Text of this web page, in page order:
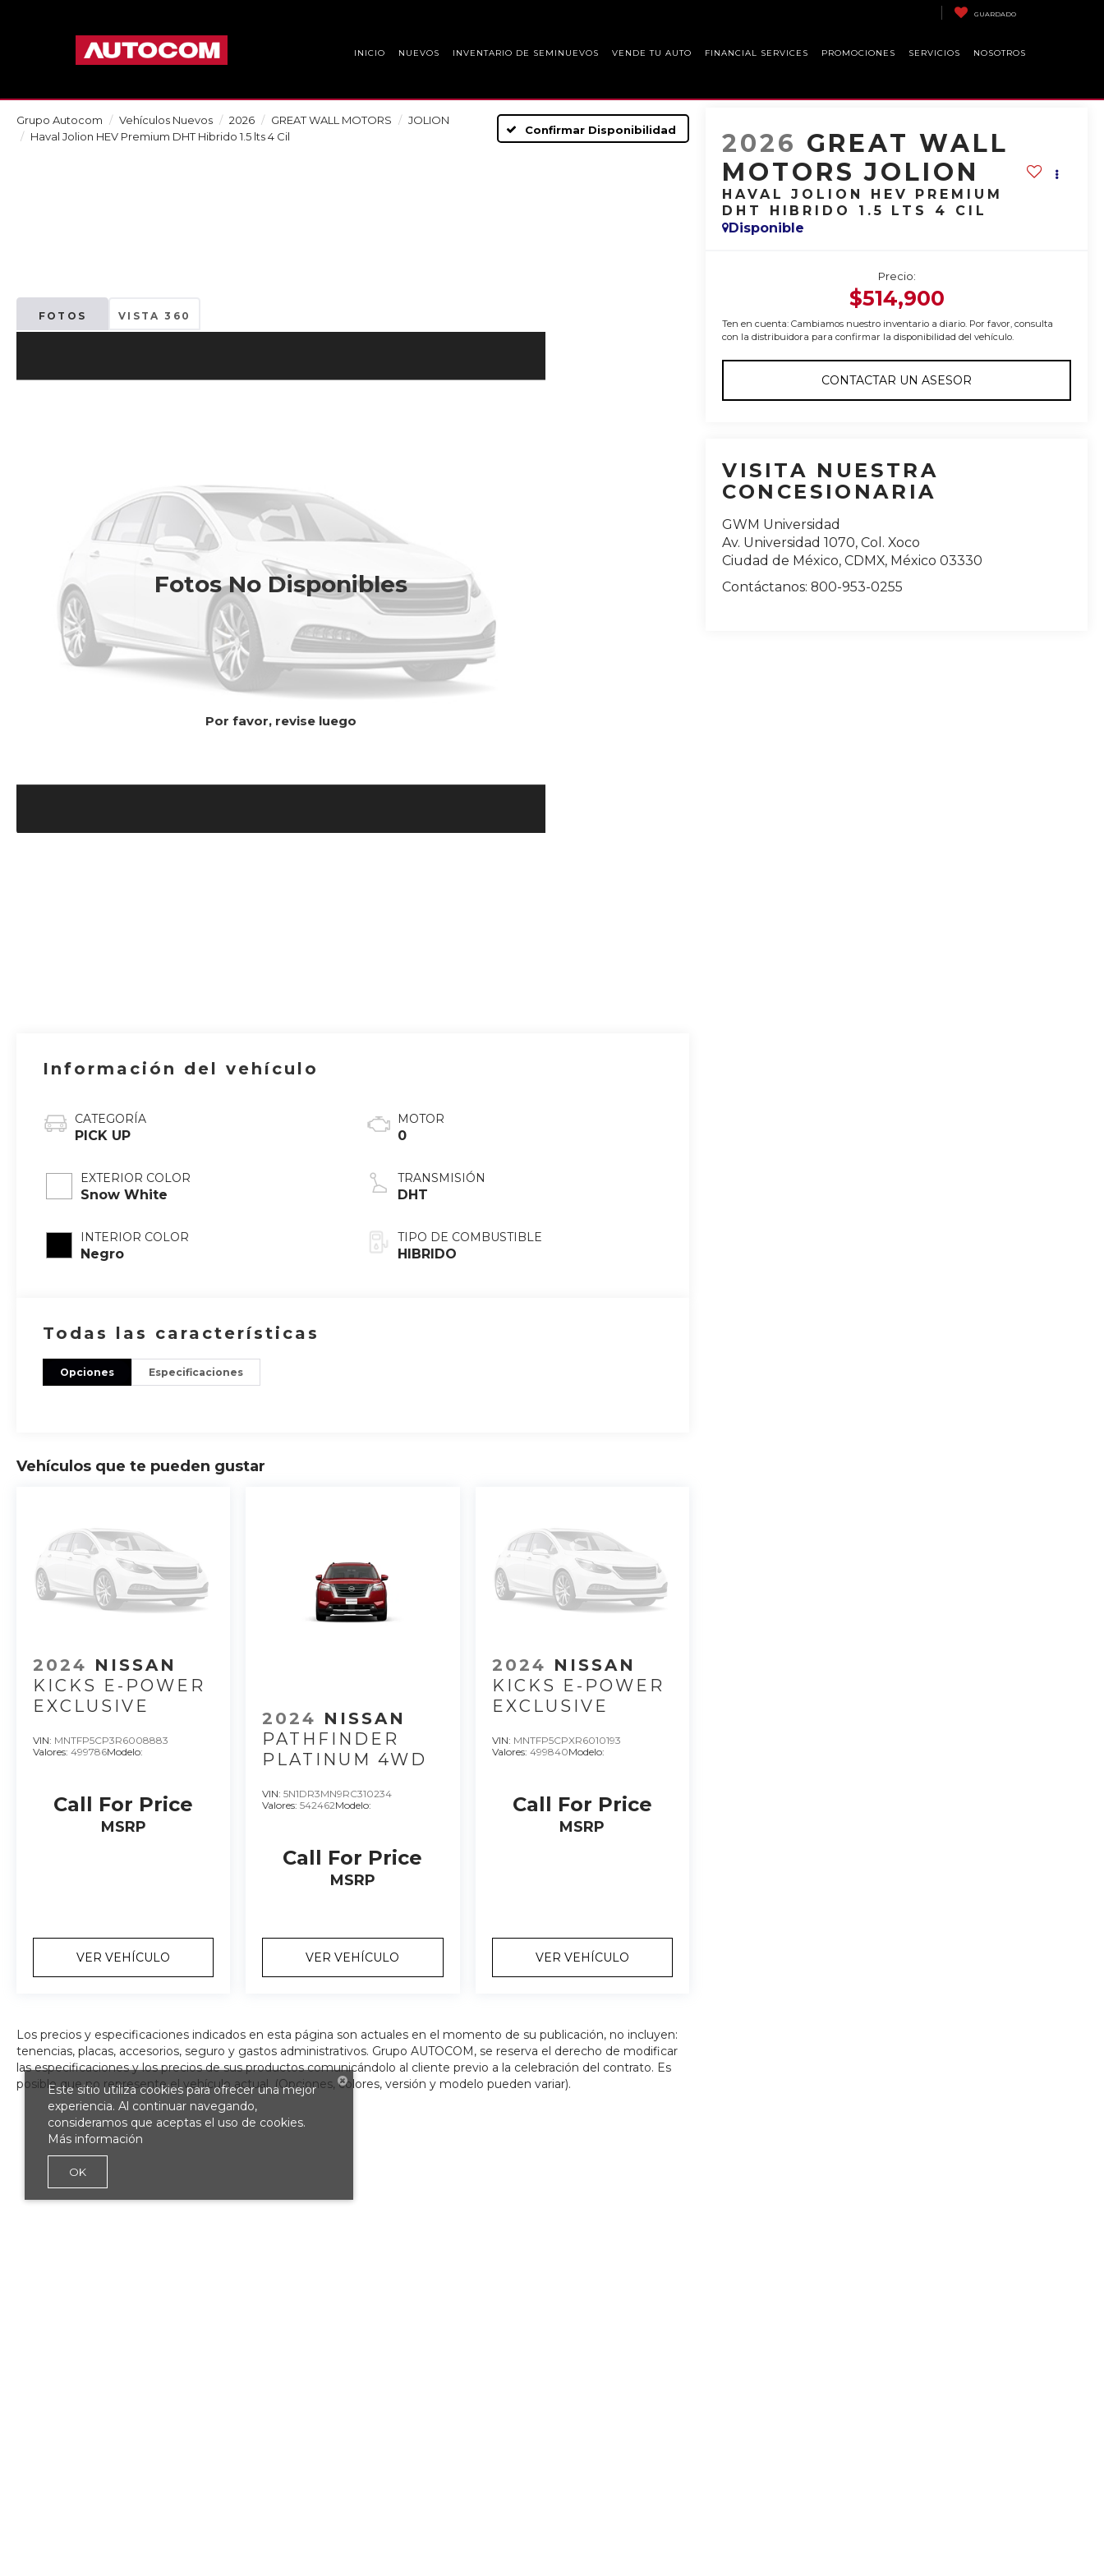
GUARDADO
INICIO NUEVOS INVENTARIO DE SEMINUEVOS VENDE TU AUTO FINANCIAL SERVICES PROMOCIONES SERVICIOS NOSOTROS
Grupo Autocom Vehículos Nuevos 2026 GREAT WALL MOTORS
JOLION
Haval Jolion HEV Premium DHT Hibrido 1.5 lts 4 Cil
Confirmar Disponibilidad
FOTOS VISTA 360
Fotos No Disponibles
Por favor, revise luego
2026 GREAT WALL
MOTORS JOLION
HAVAL JOLION HEV PREMIUM
DHT HIBRIDO 1.5 LTS 4 CIL
Disponible
Precio:
$514,900
Ten en cuenta: Cambiamos nuestro inventario a diario. Por favor, consulta
con la distribuidora para confirmar la disponibilidad del vehículo.
CONTACTAR UN ASESOR
VISITA NUESTRA
CONCESIONARIA
GWM Universidad
Av. Universidad 1070, Col. Xoco
Ciudad de México,CDMX, México 03330
Contáctanos:800-953-0255
Información del vehículo
CATEGORÍA
PICK UP
EXTERIOR COLOR
Snow White
INTERIOR COLOR
Negro
MOTOR
0
TRANSMISIÓN
DHT
TIPO DE COMBUSTIBLE
HIBRIDO
Todas las características
Opciones Especificaciones
Vehículos que te pueden gustar
2024 NISSAN
KICKS E-POWER
EXCLUSIVE
VIN: MNTFP5CP3R6008883
Valores: 499786Modelo:
Call For Price
MSRP
VER VEHÍCULO
2024 NISSAN
PATHFINDER
PLATINUM 4WD
VIN:5N1DR3MN9RC310234
Valores:542462Modelo:
Call For Price
MSRP
VER VEHÍCULO
2024 NISSAN
KICKS E-POWER
EXCLUSIVE
VIN: MNTFP5CPXR6010193
Valores: 499840Modelo:
Call For Price
MSRP
VER VEHÍCULO
Los precios y especificaciones indicados en esta página son actuales en el momento de su publicación, no incluyen:
tenencias, placas, accesorios, seguro y gastos administrativos. Grupo AUTOCOM, se reserva el derecho de modificar
las especificaciones y los precios de sus productos comunicándolo al cliente previo a la celebración del contrato. Es
posible que no represente el vehículo actual. (Opciones, colores, versión y modelo pueden variar).
Este sitio utiliza cookies para ofrecer una mejor
experiencia. Al continuar navegando,
consideramos que aceptas el uso de cookies.
Más información
OK